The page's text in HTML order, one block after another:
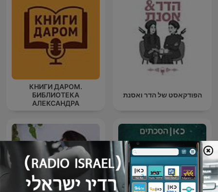
הפודקאסט של הדר ואסנת
КНИГИ ДАРОМ.
БИБЛИОТЕКА
АЛЕКСАНДРА